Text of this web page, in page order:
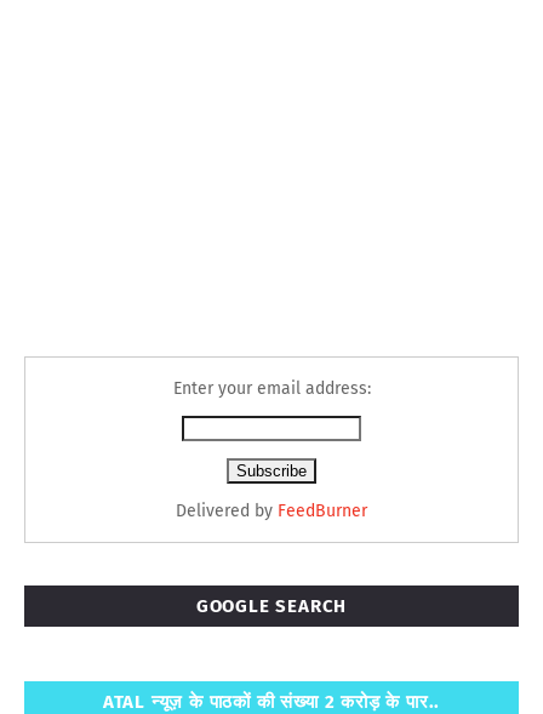
Enter your email address:
Delivered by FeedBurner
GOOGLE SEARCH
ATAL न्यूज़ के पाठकों की संख्या 2 करोड़ के पार..